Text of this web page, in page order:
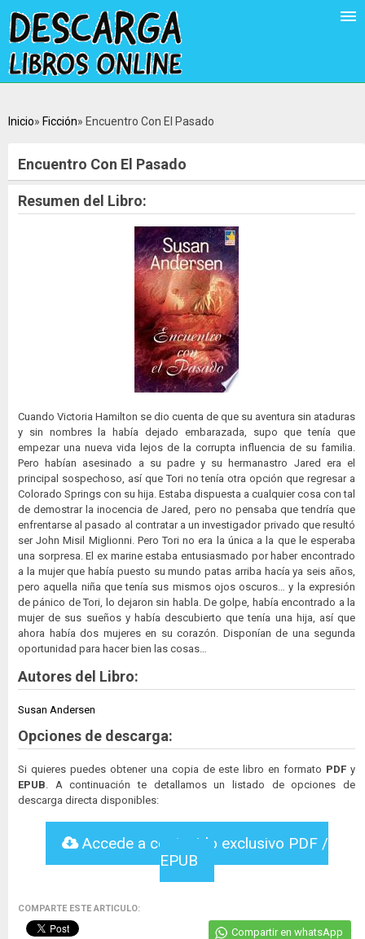
Inicio Ficción Encuentro Con El Pasado
Encuentro Con El Pasado
Resumen del Libro:
Cuando Victoria Hamilton se dio cuenta de que su aventura sin ataduras
y sin nombres la había dejado embarazada, supo que tenía que
empezar una nueva vida lejos de la corrupta influencia de su familia.
Pero habían asesinado a su padre y su hermanastro Jared era el
principal sospechoso, así que Tori no tenía otra opción que regresar a
Colorado Springs con su hija. Estaba dispuesta a cualquier cosa con tal
de demostrar la inocencia de Jared, pero no pensaba que tendría que
enfrentarse al pasado al contratar a un investigador privado que resultó
ser John Misil Miglionni. Pero Tori no era la única a la que le esperaba
una sorpresa. El ex marine estaba entusiasmado por haber encontrado
a la mujer que había puesto su mundo patas arriba hacía ya seis años,
pero aquella niña que tenía sus mismos ojos oscuros… y la expresión
de pánico de Tori, lo dejaron sin habla. De golpe, había encontrado a la
mujer de sus sueños y había descubierto que tenía una hija, así que
ahora había dos mujeres en su corazón. Disponían de una segunda
oportunidad para hacer bien las cosas…
Autores del Libro:
Susan Andersen
Opciones de descarga:
Si quieres puedes obtener una copia de este libro en formato PDF y
EPUB . A continuación te detallamos un listado de opciones de
descarga directa disponibles:
Accede a contenido exclusivo PDF /
EPUB
COMPARTE ESTE ARTICULO:
Compartir en whatsApp